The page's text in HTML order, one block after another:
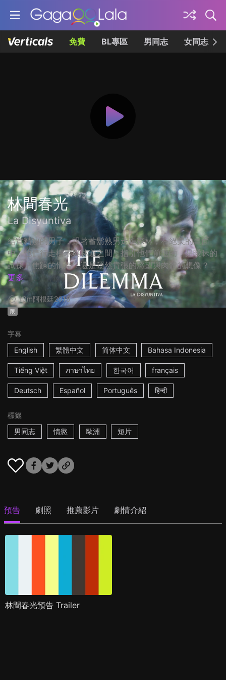
免費 BL專區 男同志 女同志
林間春光
La Disyuntiva
結實精瘦的男子，跟著蓄鬍熟男走進森林，在絕美的畫面
中，他們行走樹木與林道之間，指引他們前進的，是曖昧的
試探？焦躁的情緒？還是隱然賁張的慾望與肉體的想像？
更多
13m阿根廷2018
限
字幕
English
繁體中文 简体中文 Bahasa Indonesia
Tiếng Việt ภาษาไทย 한국어 français
Deutsch Español Português हिन्दी
標籤
男同志
情慾 歐洲 短片
預告 劇照 推薦影片 劇情介紹
林間春光預告 Trailer